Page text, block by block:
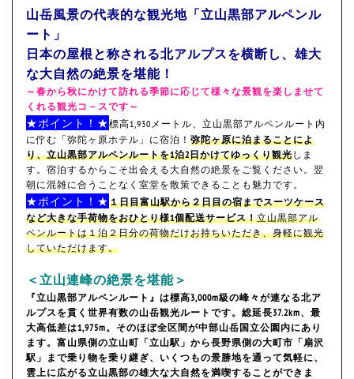
山岳風景の代表的な観光地「立山黒部アルペンル
ート」
日本の屋根と称される北アルプスを横断し、雄大
な大自然の絶景を堪能！
～春から秋にかけて訪れる季節に応じて様々な景観を楽しませて
くれる観光コ－スです～
★ポイント！★標高1,930メートル、立山黒部アルペンルート内
に佇む「弥陀ヶ原ホテル」に宿泊！ 弥陀ヶ原に泊まることによ
り、立山黒部アルペンルートを1泊2日かけてゆっくり観光しま
す。宿泊するからこそ出会える大自然の絶景をご覧ください。翌
朝に混雑に合うことなく室堂を散策できることも魅力です。
★ポイント！★１日目富山駅から２日目の宿までスーツケース
など大きな手荷物をおひとり様1個配送サービス！立山黒部アル
ペンルートは１泊２日分の荷物だけお持ちいただき、身軽に観光
していただけます。
＜立山連峰の絶景を堪能＞
『立山黒部アルペンルート』は標高3,000m級の峰々が連なる北ア
ルプスを貫く世界有数の山岳観光ルートです。総延長37.2km、最
大高低差は1,975m。そのほぼ全区間が中部山岳国立公園内にあり
ます。富山県側の立山町「立山駅」から長野県側の大町市「扇沢
駅」まで乗り物を乗り継ぎ、いくつもの景勝地を通って気軽に、
雲上に広がる立山黒部の雄大な大自然を満喫することができま